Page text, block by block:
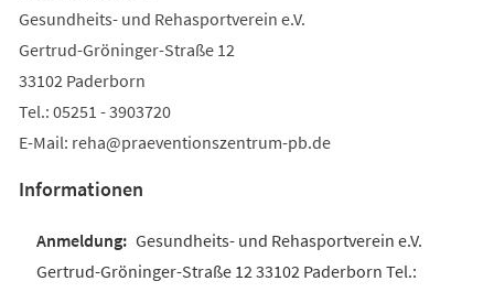
Gesundheits- und Rehasportverein e.V.
Gertrud-Gröninger-Straße 12
33102 Paderborn
Tel.: 05251 - 3903720
E-Mail: reha praeventionszentrum-pb de
Informationen
Gesundheits- und Rehasportverein e.V.
Gertrud-Gröninger-Straße 12 33102 Paderborn Tel.: